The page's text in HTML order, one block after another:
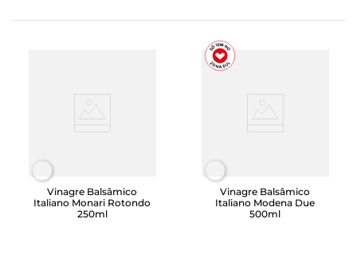
Vinagre Balsâmico
Italiano Monari Rotondo
250ml
Vinagre Balsâmico
Italiano Modena Due
500ml